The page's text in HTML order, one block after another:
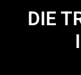
DIE